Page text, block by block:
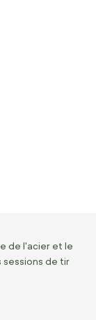
de l'acier et le
sessions de tir